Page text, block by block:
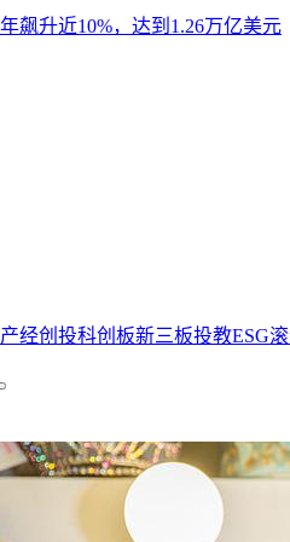
产经创投科创板新三板投教ESG